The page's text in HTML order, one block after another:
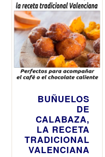
BUÑUELOS
DE
CALABAZA,
LA RECETA
TRADICIONAL
VALENCIANA